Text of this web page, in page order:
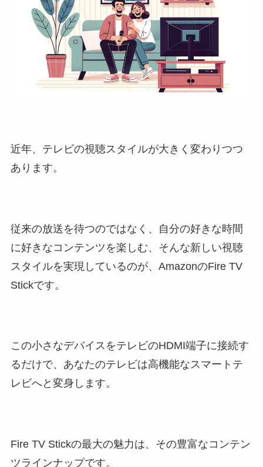
近年、テレビの視聴スタイルが大きく変わりつつ
あります。
従来の放送を待つのではなく、自分の好きな時間
に好きなコンテンツを楽しむ、そんな新しい視聴
スタイルを実現しているのが、AmazonのFire TV
Stickです。
この小さなデバイスをテレビのHDMI端子に接続す
るだけで、あなたのテレビは高機能なスマートテ
レビへと変身します。
Fire TV Stickの最大の魅力は、その豊富なコンテン
ツラインナップです。